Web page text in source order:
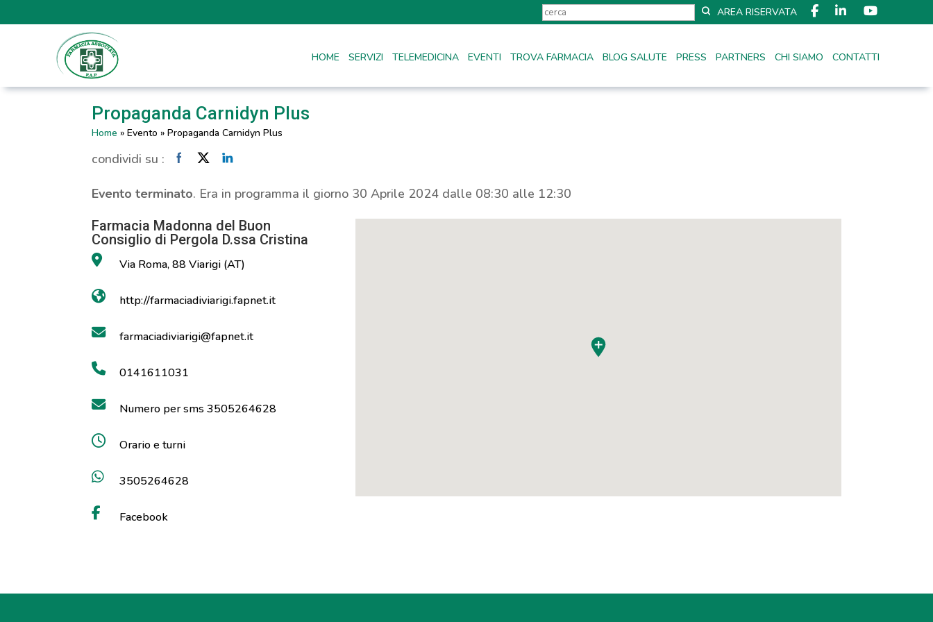
AREA RISERVATA
HOME SERVIZI TELEMEDICINA EVENTI TROVA FARMACIA BLOG SALUTE PRESS PARTNERS CHI SIAMO CONTATTI
Propaganda Carnidyn Plus
Home » Evento » Propaganda Carnidyn Plus
condividi su :
Evento terminato. Era in programma il giorno 30 Aprile 2024 dalle 08:30 alle 12:30
Farmacia Madonna del Buon
Consiglio di Pergola D.ssa Cristina
Via Roma, 88 Viarigi (AT)
http://farmaciadiviarigi.fapnet.it
farmaciadiviarigi@fapnet.it
0141611031
Numero per sms 3505264628
Orario e turni
3505264628
Facebook